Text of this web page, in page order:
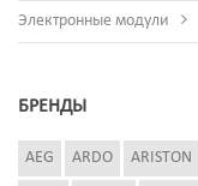
Электронные модули
БРЕНДЫ
AEG ARDO ARISTON